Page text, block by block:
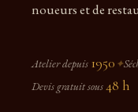
noueurs et de
Atelier depuis 1950 ✦
Devis gratuit sous48 h